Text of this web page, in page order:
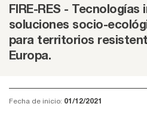
FIRE-RES - Tecnologías
soluciones socio-
para territorios
Europa.
Fecha de inicio: 01/12/2021